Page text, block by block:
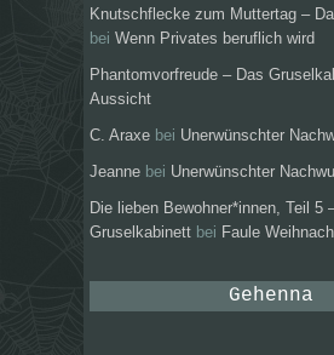
Knutschflecke zum Muttertag –
bei Wenn Privates beruflich wird
Phantomvorfreude – Das
Aussicht
C. Araxe bei Unerwünschter
Jeanne bei Unerwünschter
Die lieben Bewohner*innen, Teil 5
Gruselkabinett bei Faule
Gehenna